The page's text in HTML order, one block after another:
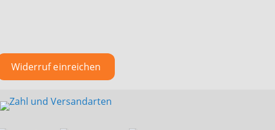
Widerruf einreichen